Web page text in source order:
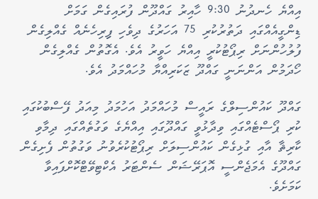
އިއްޔެ ހެނދުނު 9:30 ހާއިރު ގައްދޫން ފުރައިގެން ގަމަށް
ޑިންގީއެއްގައި ދަތުރުކުރި 75 އަހަރުގެ ދިވެހި ފިިރިހެނެއް ގެއްލިގެން
ފުލުހުންނަށް ރިޕޯޓުކުރީ އިއްޔެ ހަވީރު އެވެ. އެގޮތުން ގެއްލިގެން
ހޯދަމުން އަންނަނީ ގައްދޫ ޒަކަރިއްޔާ މުހައްމަދު އެވެ.
ގައްދޫ ކައުންސިލްގެ ރައީސް މުހައްމަދު އަހުމަދު މިއަދު ފޭސްބުކުގައި
ކުރި ޕޯސްޓެއްގައި ވިދާޅުވީ ގައްދޫގައި އިއްޔެގެ ވަގުތެއްގައި ދިމާވި
ކާރިޘާ އާއި ގުޅިގެން ކައުންސިލަށް ރިޕޯޓުކުރެވުނު ވަގުތުން ފެށިގެން
ގައްދޫގެ އެމަޖެންސީ އޮޕަރޭޝަން ސެންޓަރު އެކްޓިވޭޓްކޮށްފައިވާ
ކަމަށެވެ.